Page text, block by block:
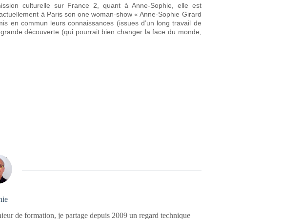
culturelle sur France 2, quant à Anne-Sophie, elle est
à Paris son one woman-show « Anne-Sophie Girard
en commun leurs connaissances (issues d’un long travail de
découverte (qui pourrait bien changer la face du monde,
de formation, je partage depuis 2009 un regard technique